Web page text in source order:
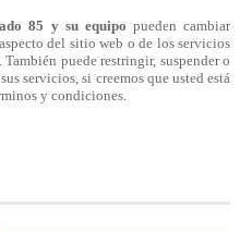
85 y su equipo pueden cambiar
del sitio web o de los servicios
puede restringir, suspender o
servicios, si creemos que usted está
y condiciones.